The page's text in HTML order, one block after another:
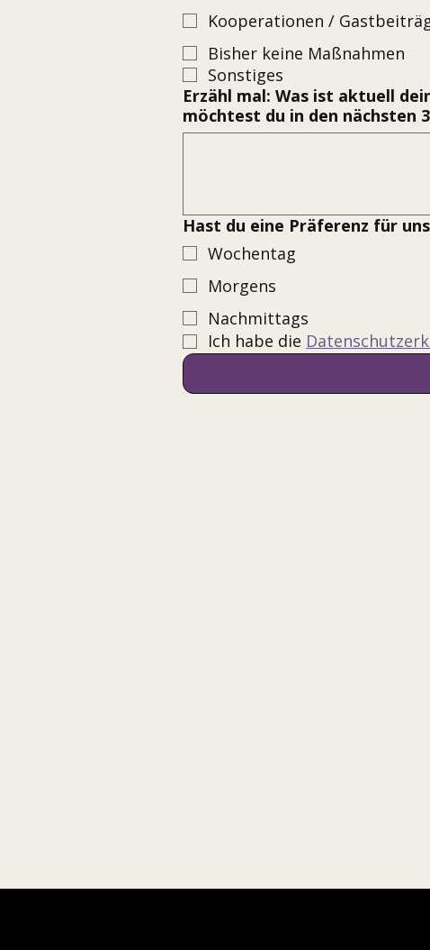
Kooperationen /
Bisher keine Maßnahmen
Sonstiges
Erzähl mal: Was ist aktuell
möchtest du in den nächsten
Hast du eine Präferenz für
Wochentag
Morgens
Nachmittags
Ich habe die